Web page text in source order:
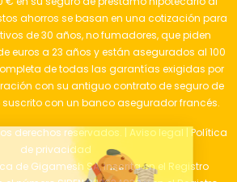
ahorros se basan en una cotización para
de 30 años, no fumadores, que piden
euros a 23 años y están asegurados al 100
de todas las garantías exigidas por
con su antiguo contrato de seguro de
con un banco asegurador francés.
derechos reservados. | Aviso legal | Política
de privacidad
de Gigamesh SA, inscrita en el Registro